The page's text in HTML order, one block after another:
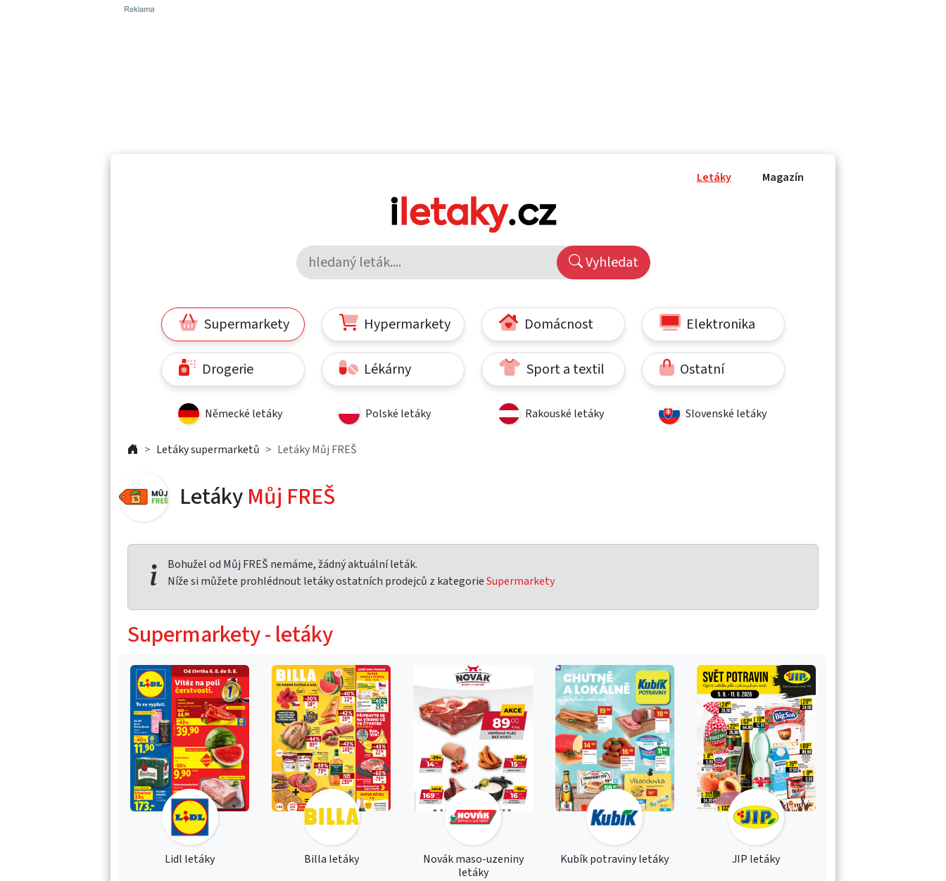
Letáky Magazín
Vyhledat
Supermarkety Hypermarkety Domácnost Elektronika
Drogerie Lékárny Sport a textil Ostatní
Německé letáky Polské letáky Rakouské letáky Slovenské letáky
Letáky supermarketů Letáky Můj FREŠ
LetákyMůj FREŠ
Bohužel od Můj FREŠ nemáme, žádný aktuální leták.
Níže si můžete prohlédnout letáky ostatních prodejců z kategorieSupermarkety
Supermarkety - letáky
Lidl letáky Billa letáky
Novák maso-uzeniny
letáky
Kubík potraviny letáky JIP letáky